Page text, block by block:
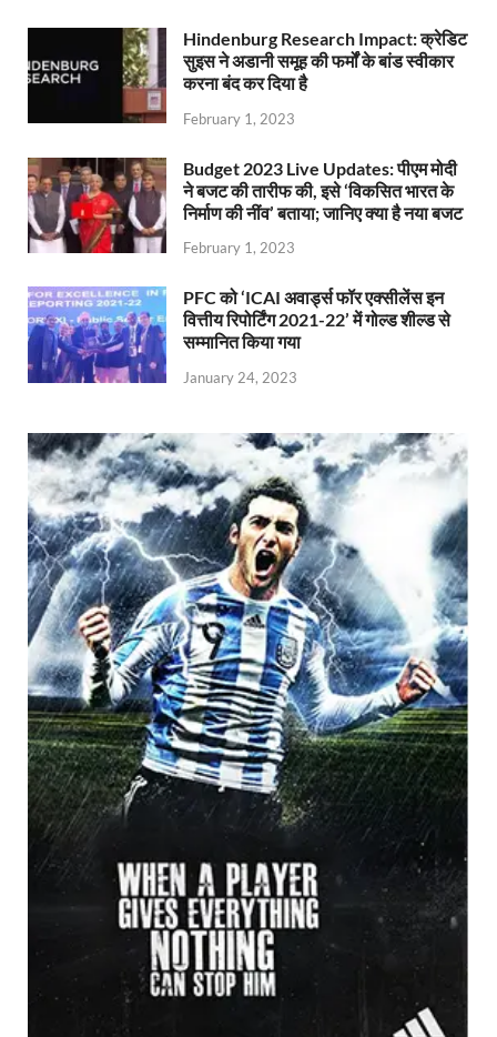
Hindenburg Research Impact: क्रेडिट
सुइस ने अडानी समूह की फर्मों के बांड स्वीकार
करना बंद कर दिया है
February 1, 2023
Budget 2023 Live Updates: पीएम मोदी
ने बजट की तारीफ की, इसे ‘विकसित भारत के
निर्माण की नींव’ बताया; जानिए क्या है नया बजट
February 1, 2023
PFC को ‘ICAI अवार्ड्स फॉर एक्सीलेंस इन
वित्तीय रिपोर्टिंग 2021-22’ में गोल्ड शील्ड से
सम्मानित किया गया
January 24, 2023